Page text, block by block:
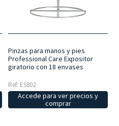
Pinzas para manos y pies
Professional Care Expositor
giratorio con 18 envases
Ref: ES802
Accede para ver precios y
comprar